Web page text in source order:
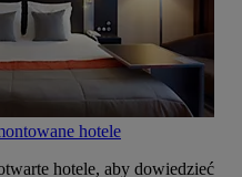
hotele
hotele, aby dowiedzieć